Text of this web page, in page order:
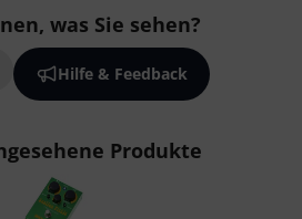
was Sie sehen?
Hilfe & Feedback
Produkte